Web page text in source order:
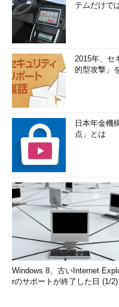
テムだけで
2015年、セ
的型攻撃」
日本年金機
点」とは
Windows 8、古いInternet
rのサポートが終了した日 (1/2)